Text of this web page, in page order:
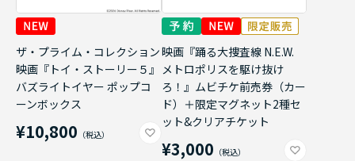
ザ・プライム・コレクション
映画『トイ・ストーリー５』
バズライトイヤー ポップコ
ーンボックス
¥10,800
映画『踊る大捜査線 N.E.W.
メトロポリスを駆け抜け
ろ！』ムビチケ前売券（カー
ド）＋限定マグネット2種セ
ット&クリアチケット
¥3,000